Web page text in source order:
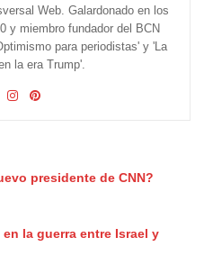
Web. Galardonado en los
y miembro fundador del BCN
para periodistas' y 'La
la era Trump'.
presidente de CNN?
la guerra entre Israel y